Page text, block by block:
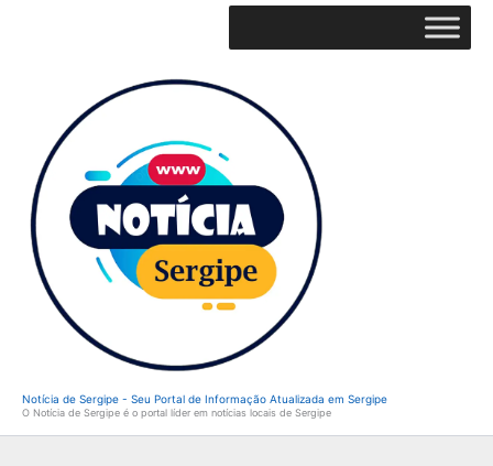
Notícia de Sergipe - Seu Portal de Informação Atualizada em Sergipe
O Notícia de Sergipe é o portal líder em notícias locais de Sergipe